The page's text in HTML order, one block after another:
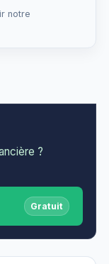
notre
?
Gratuit